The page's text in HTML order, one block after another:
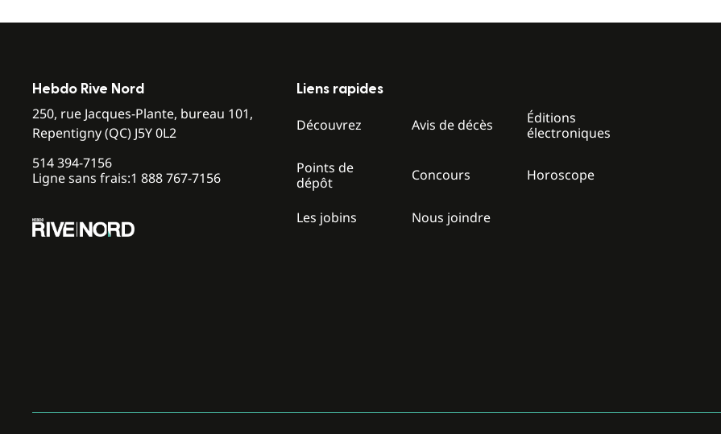
Hebdo Rive Nord
250, rue Jacques-Plante, bureau 101,
Repentigny (QC) J5Y 0L2
514 394-7156
Ligne sans frais:1 888 767-7156
Liens rapides
Découvrez Avis de décès
Éditions
électroniques
Points de
dépôt
Concours Horoscope
Les jobins Nous joindre